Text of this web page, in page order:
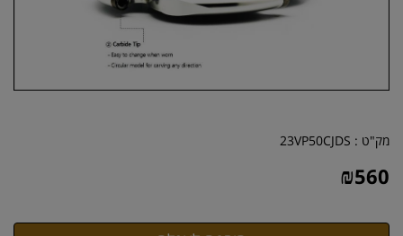
מק"ט : 23VP50CJDS
₪560